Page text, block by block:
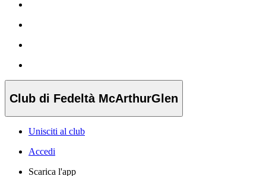
Club di Fedeltà McArthurGlen
Unisciti al club
Accedi
Scarica l'app